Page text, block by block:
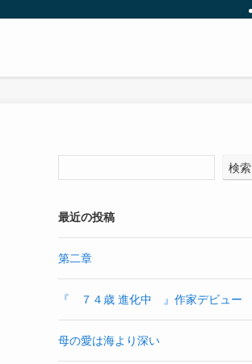
検索
最近の投稿
第二章
『 ７４歳 進化中 』作家デビュー
母の愛は海より深い